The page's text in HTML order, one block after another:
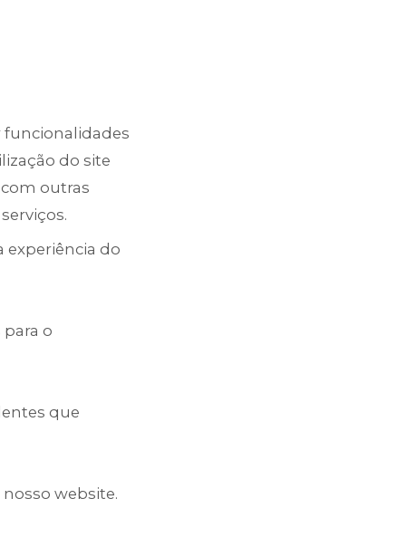
funcionalidades
do site
outras
experiência do
o
que
website.